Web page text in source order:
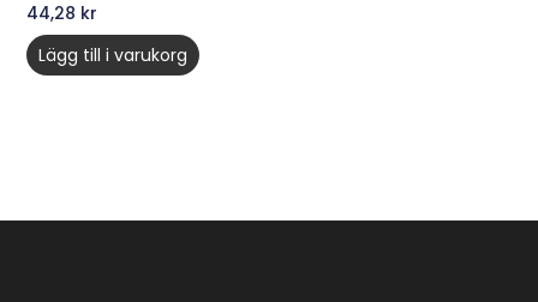
44,28 kr
Lägg till i varukorg